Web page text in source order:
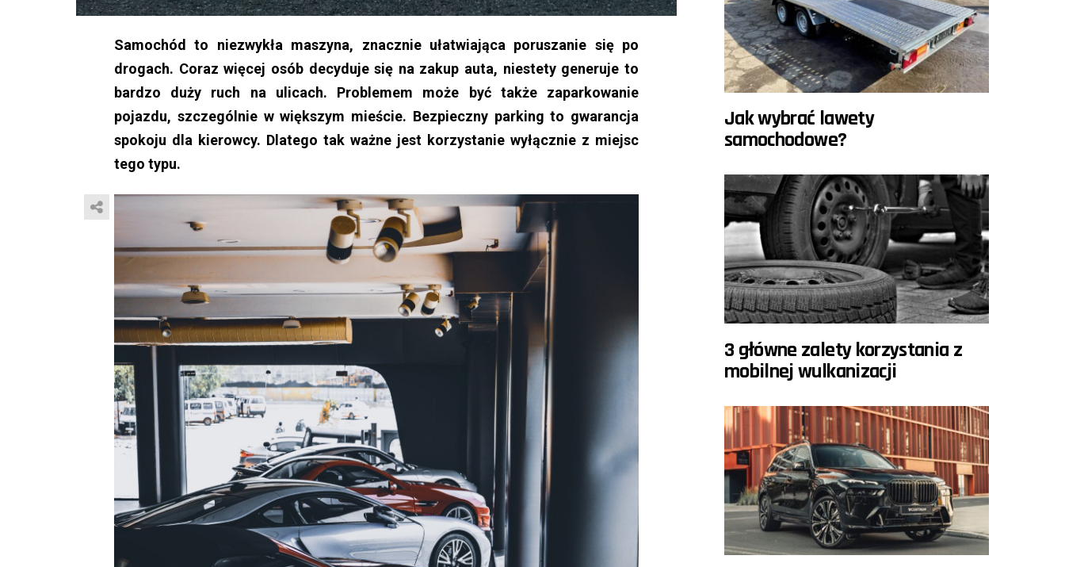
Samochód to niezwykła maszyna, znacznie ułatwiająca poruszanie się po
drogach. Coraz więcej osób decyduje się na zakup auta, niestety generuje to
bardzo duży ruch na ulicach. Problemem może być także zaparkowanie
pojazdu, szczególnie w większym mieście. Bezpieczny parking to gwarancja
spokoju dla kierowcy. Dlatego tak ważne jest korzystanie wyłącznie z miejsc
tego typu.
Jak wybrać lawety
samochodowe?
3 główne zalety korzystania z
mobilnej wulkanizacji